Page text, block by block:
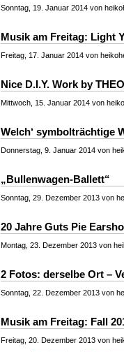
Sonntag, 19. Januar 2014 von
Musik am Freitag: Light
Freitag, 17. Januar 2014 von
Nice D.I.Y. Work by
Mittwoch, 15. Januar 2014 von
Welch‘ symbolträchtige
Donnerstag, 9. Januar 2014 von
„Bullenwagen-Ballett“
Sonntag, 29. Dezember 2013 von
20 Jahre Guts Pie
Montag, 23. Dezember 2013 von
2 Fotos: derselbe Ort –
Sonntag, 22. Dezember 2013 von
Musik am Freitag: Fall
Freitag, 20. Dezember 2013 von